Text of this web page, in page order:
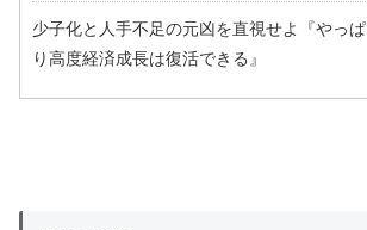
少子化と人手不足の元凶を直視せよ『やっぱ
り高度経済成長は復活できる』